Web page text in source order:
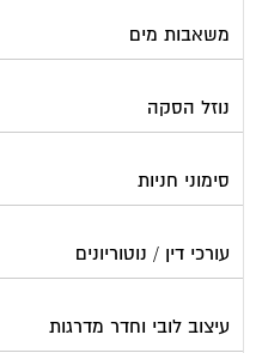
משאבות מים
נוזל הסקה
סימוני חניות
עורכי דין / נוטוריונים
עיצוב לובי וחדר מדרגות